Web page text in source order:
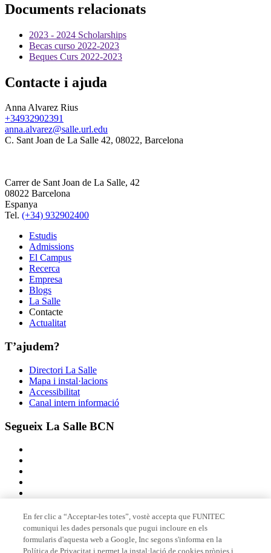
Documents relacionats
2023 - 2024 Scholarships
Becas curso 2022-2023
Beques Curs 2022-2023
Contacte i ajuda
Anna Alvarez Rius
+34932902391
anna.alvarez@salle.url.edu
C. Sant Joan de La Salle 42, 08022, Barcelona
Carrer de Sant Joan de La Salle, 42
08022 Barcelona
Espanya
Tel. (+34) 932902400
Estudis
Admissions
El Campus
Recerca
Empresa
Blogs
La Salle
Contacte
Actualitat
T’ajudem?
Directori La Salle
Mapa i instal·lacions
Accessibilitat
Canal intern informació
Segueix La Salle BCN
Membre de
En fer clic a “Acceptar-les totes”, vostè accepta que FUNITEC
comuniqui les dades personals que pugui incloure en els
formularis d'aquesta web a Google, Inc segons s'informa en la
Política de Privacitat i permet la instal·lació de cookies pròpies i